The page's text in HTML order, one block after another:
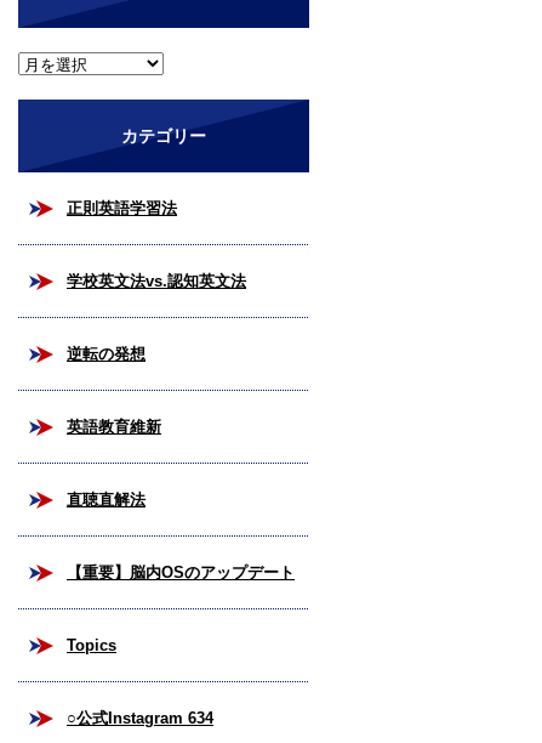
カテゴリー
正則英語学習法
学校英文法vs.認知英文法
逆転の発想
英語教育維新
直聴直解法
【重要】脳内OSのアップデート
Topics
○公式Instagram 634